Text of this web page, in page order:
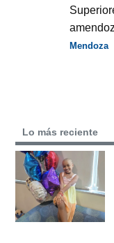
Mendoza
Lo más reciente